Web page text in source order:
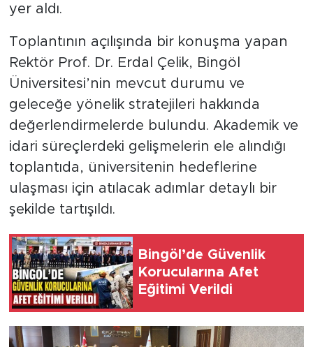
yer aldı.
Toplantının açılışında bir konuşma yapan
Rektör Prof. Dr. Erdal Çelik, Bingöl
Üniversitesi’nin mevcut durumu ve
geleceğe yönelik stratejileri hakkında
değerlendirmelerde bulundu. Akademik ve
idari süreçlerdeki gelişmelerin ele alındığı
toplantıda, üniversitenin hedeflerine
ulaşması için atılacak adımlar detaylı bir
şekilde tartışıldı.
Bingöl’de Güvenlik
Korucularına Afet
Eğitimi Verildi